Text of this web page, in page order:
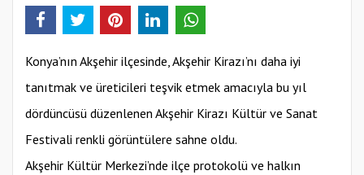
Konya’nın Akşehir ilçesinde, Akşehir Kirazı’nı daha iyi
tanıtmak ve üreticileri teşvik etmek amacıyla bu yıl
dördüncüsü düzenlenen Akşehir Kirazı Kültür ve Sanat
Festivali renkli görüntülere sahne oldu.
Akşehir Kültür Merkezi’nde ilçe protokolü ve halkın